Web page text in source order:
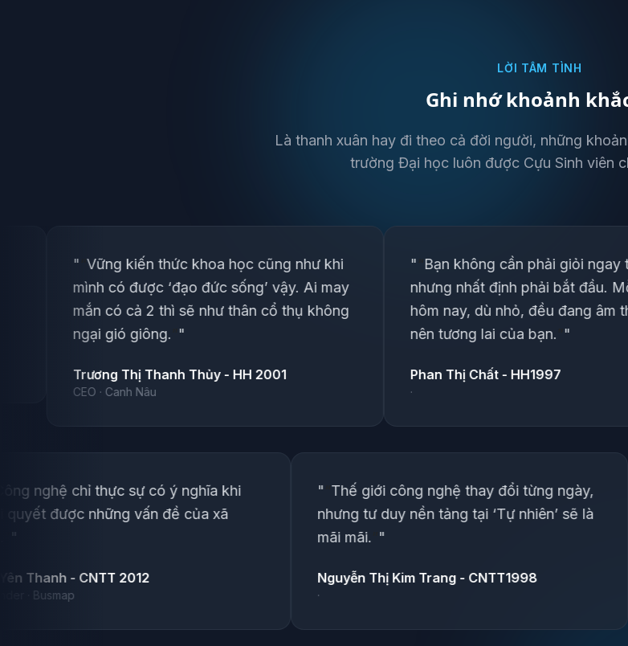
LỜI TÂM TÌNH
Ghi nhớ khoảnh
Là thanh xuân hay đi theo cả đời người, những
trường Đại học luôn được Cựu Sinh viên
kiến thức khoa học cũng như khi
được ‘đạo đức sống’ vậy. Ai may
cả 2 thì sẽ như thân cổ thụ không
"
Thị Thanh Thủy - HH 2001
"“Bạn không cần phải giỏi ngay từ đầu,
nhưng nhất định phải bắt đầu. Mỗi nỗ lực
hôm nay, dù nhỏ, đều đang âm thầm xây
nên tương lai của bạn.”"
Phan Thị Chất - HH1997
" “Công nghệ chỉ thực sự có ý nghĩa khi
giải quyết được những vấn đề của xã
Lê Yên Thanh - CNTT 2012
"“Thế giới công nghệ thay
nhưng tư duy nền tảng tại ‘Tự
Nguyễn Thị Kim Trang -